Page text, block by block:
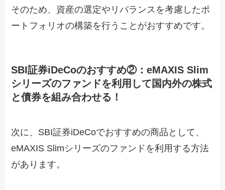
そのため、資産の選定やリバランスを考慮したポ
ートフォリオの構築を行うことがおすすめです。
SBI証券iDeCoのおすすめ②：eMAXIS Slim
シリーズのファンドを利用して国内外の株式
と債券を組み合わせる！
次に、SBI証券iDeCoでおすすめの商品として、
eMAXIS Slimシリーズのファンドを利用する方法
があります。